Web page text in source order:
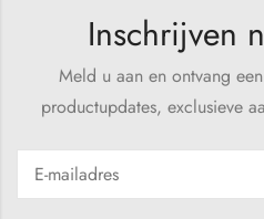
Inschrijven
Meld u aan en ontvang
productupdates, exclusieve